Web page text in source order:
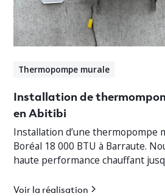
Thermopompe murale
Installation de
en Abitibi
Installation d’une thermopompe
Boréal 18 000 BTU à Barraute.
haute performance chauffant
Voir la réalisation